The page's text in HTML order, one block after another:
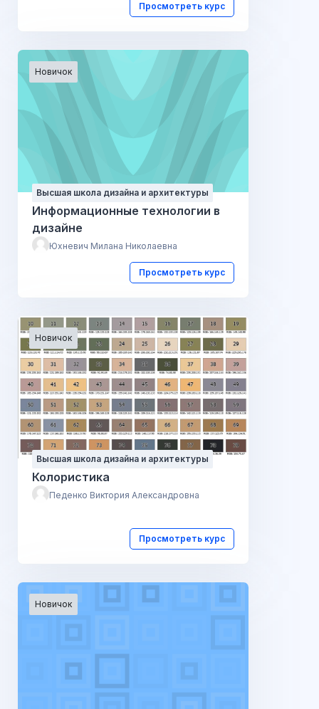
Просмотреть курс
Новичок
Высшая школа дизайна и архитектуры
Информационные технологии в
дизайне
Юхневич Милана Николаевна
Просмотреть курс
Новичок
Высшая школа дизайна и архитектуры
Колористика
Педенко Виктория Александровна
Просмотреть курс
Новичок